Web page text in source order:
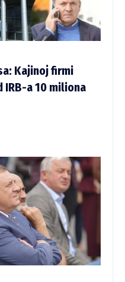
Kajinoj firmi
IRB-a 10 miliona